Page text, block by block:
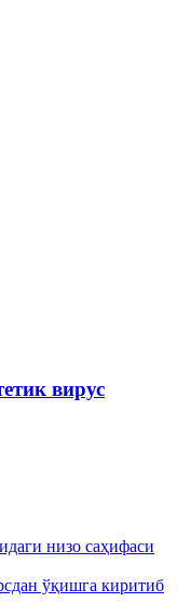
вирус
низо саҳифаси
ўқишга киритиб